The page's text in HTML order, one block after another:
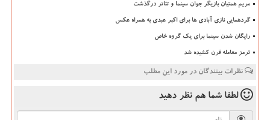
مریم همتیان بازیگر جوان سینما و تئاتر درگذشت
گردهمایی نازی آبادی ها برای اکبر عبدی به همراه عکس
رایگان شدن سینما برای یک گروه خاص
ترمز معامله قرن کشیده شد
نظرات بینندگان در مورد این مطلب
لطفا شما هم نظر دهید